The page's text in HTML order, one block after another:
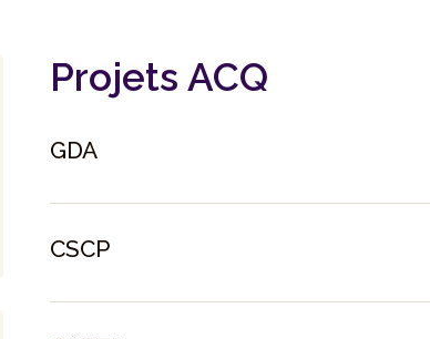
Projets ACQ
GDA
CSCP